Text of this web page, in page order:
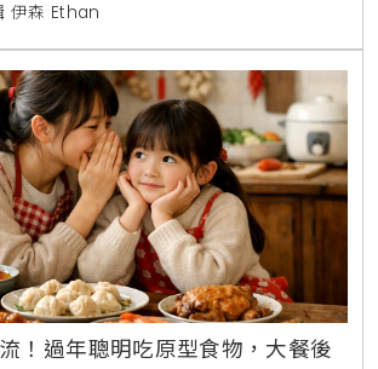
伊森 Ethan
！過年聰明吃原型食物，大餐後